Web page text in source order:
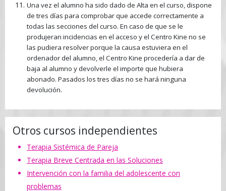
Una vez el alumno ha sido dado de Alta en el curso, dispone
de tres días para comprobar que accede correctamente a
todas las secciones del curso. En caso de que se le
produjeran incidencias en el acceso y el Centro Kine no se
las pudiera resolver porque la causa estuviera en el
ordenador del alumno, el Centro Kine procedería a dar de
baja al alumno y devolverle el importe que hubiera
abonado. Pasados los tres días no se hará ninguna
devolución.
Otros cursos independientes
Terapia Sistémica de Pareja
Terapia Breve Centrada en las Soluciones
Intervención con la familia del adolescente con
problemas